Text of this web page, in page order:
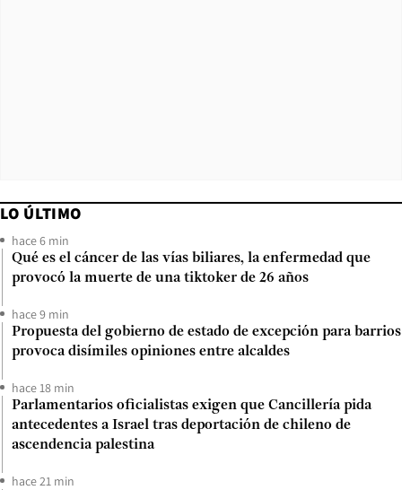
LO ÚLTIMO
hace 6 min
Qué es el cáncer de las vías biliares, la enfermedad que
provocó la muerte de una tiktoker de 26 años
hace 9 min
Propuesta del gobierno de estado de excepción para barrios
provoca disímiles opiniones entre alcaldes
hace 18 min
Parlamentarios oficialistas exigen que Cancillería pida
antecedentes a Israel tras deportación de chileno de
ascendencia palestina
hace 21 min